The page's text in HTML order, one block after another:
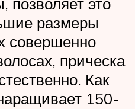
размеры
совершенно
прическа
Как
150-